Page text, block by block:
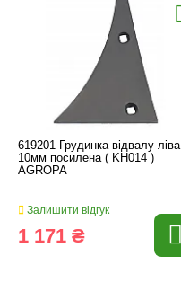
619201 Грудинка відвалу ліва
10мм посилена ( KH014 )
AGROPA
Залишити відгук
1 171 ₴